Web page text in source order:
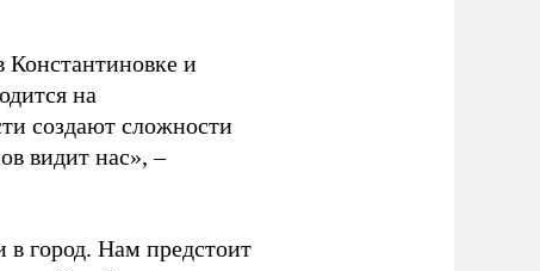
Константиновке и
на
создают сложности
видит нас», –
в город. Нам предстоит